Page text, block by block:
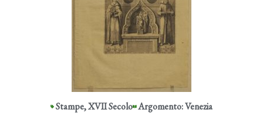
Stampe,XVII Secolo Argomento: Venezia